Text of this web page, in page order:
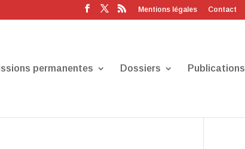
Mentions légales Contact
permanentes Dossiers Publications